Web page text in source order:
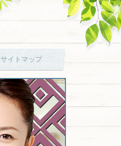
サイトマップ